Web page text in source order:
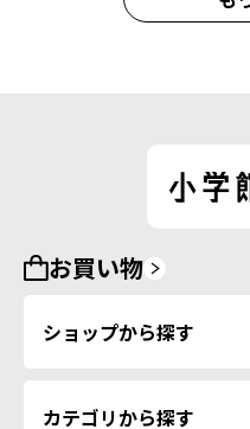
お買い物
ショップから探す
カテゴリから探す